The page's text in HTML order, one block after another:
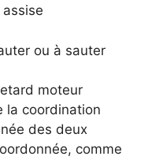
ou à sauter
moteur
la coordination
des deux
comme